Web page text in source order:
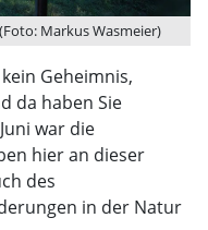
Markus Wasmeier)
Geheimnis,
da haben Sie
war die
hier an dieser
des
in der Natur